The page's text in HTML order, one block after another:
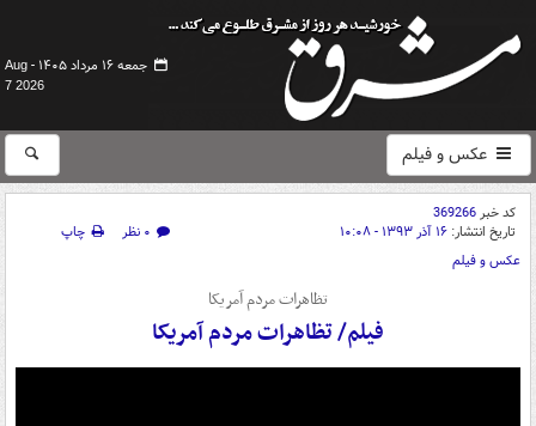
جمعه ۱۶ مرداد ۱۴۰۵ -
Aug
7 2026
عکس و فیلم
کد خبر369266
تاریخ انتشار: ۱۶ آذر ۱۳۹۳ - ۱۰:۰۸ ۰ نظر
چاپ
عکس و فیلم
تظاهرات مردم آمریکا
فیلم/ تظاهرات مردم آمریکا